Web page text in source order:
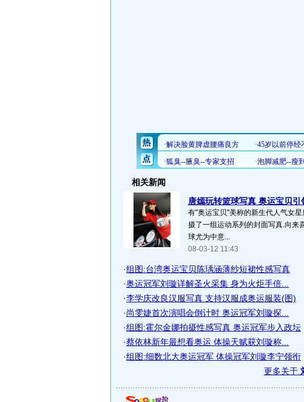
相关新闻
唐嫣玩转篮球写真 奥运宝贝引
有"奥运宝贝"美称的新生代人气女
摄了一组运动系列的封面写真.向来
球尤为中意...
08-03-12 11:43
·组图:台湾奥运宝贝陈瑀涵薄纱短裙性感写真
·奥运冠军刘璇详解圣火采集 身为火炬手倍...
·李学庆改良汉服写真 支持汉服成奥运服装(图)
·尚雯婕首次演唱会倒计时 奥运冠军刘璇探...
·组图:霍尔金娜拍摄性感写真 奥运冠军步入政坛
·蔡依林新年最想看奥运 体操天赋获刘璇称...
·组图:细数北大奥运冠军 体操冠军刘璇李宁领衔
更多关于